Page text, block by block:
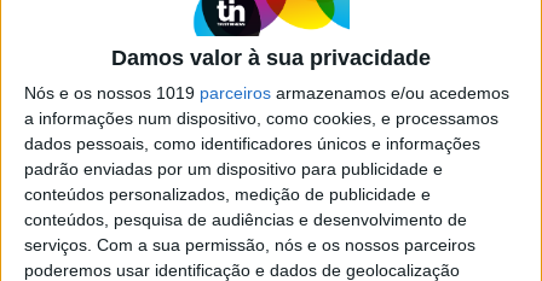
Damos valor à sua privacidade
Nós e os nossos 1019 parceiros armazenamos e/ou acedemos
a informações num dispositivo, como cookies, e processamos
dados pessoais, como identificadores únicos e informações
padrão enviadas por um dispositivo para publicidade e
conteúdos personalizados, medição de publicidade e
conteúdos, pesquisa de audiências e desenvolvimento de
serviços. Com a sua permissão, nós e os nossos parceiros
poderemos usar identificação e dados de geolocalização
Análise Sennheiser Momentum TW
4 e JBL Soundgear Sense: Do bom e
do melhor
Está à procura de uns auriculares sem fios
novos? Aqui testamos duas opções: uma mais
requintada e avançada com os Sennheiser
Momentum TW 4; e outra mais dedicada para os
desportistas com os JBL Soundgear Sense